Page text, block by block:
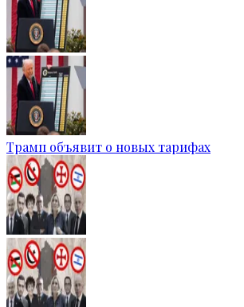
Трамп объявит о новых тарифах